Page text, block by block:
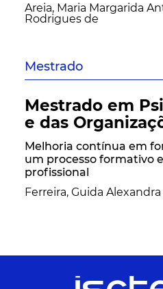
Areia, Maria Margarida
Rodrigues de
Mestrado
Mestrado em
e das
Melhoria contínua em
um processo formativo
profissional
Ferreira, Guida